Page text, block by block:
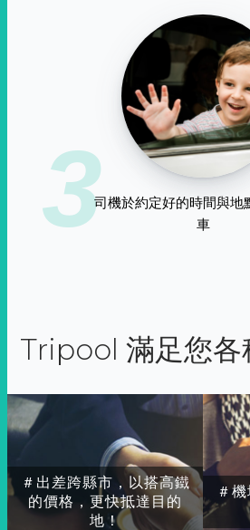
3司機於約定好的時間與地
車
Tripool 滿足您各
＃出差跨縣市，以搭高鐵
的價格，更快抵達目的
地！
＃